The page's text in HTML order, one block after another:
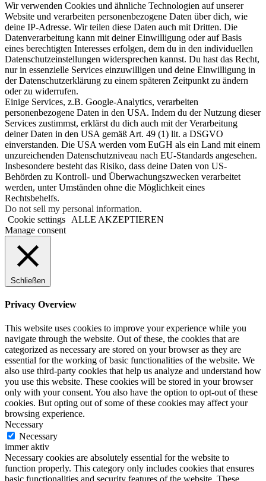
Wir verwenden Cookies und ähnliche Technologien auf unserer
Website und verarbeiten personenbezogene Daten über dich, wie
deine IP-Adresse. Wir teilen diese Daten auch mit Dritten. Die
Datenverarbeitung kann mit deiner Einwilligung oder auf Basis
eines berechtigten Interesses erfolgen, dem du in den individuellen
Datenschutzeinstellungen widersprechen kannst. Du hast das Recht,
nur in essenzielle Services einzuwilligen und deine Einwilligung in
der Datenschutzerklärung zu einem späteren Zeitpunkt zu ändern
oder zu widerrufen.
Einige Services, z.B. Google-Analytics, verarbeiten
personenbezogene Daten in den USA. Indem du der Nutzung dieser
Services zustimmst, erklärst du dich auch mit der Verarbeitung
deiner Daten in den USA gemäß Art. 49 (1) lit. a DSGVO
einverstanden. Die USA werden vom EuGH als ein Land mit einem
unzureichenden Datenschutzniveau nach EU-Standards angesehen.
Insbesondere besteht das Risiko, dass deine Daten von US-
Behörden zu Kontroll- und Überwachungszwecken verarbeitet
werden, unter Umständen ohne die Möglichkeit eines
Rechtsbehelfs.
Do not sell my personal information.
Cookie settings
ALLE AKZEPTIEREN
Manage consent
Schließen
Privacy Overview
This website uses cookies to improve your experience while you
navigate through the website. Out of these, the cookies that are
categorized as necessary are stored on your browser as they are
essential for the working of basic functionalities of the website. We
also use third-party cookies that help us analyze and understand how
you use this website. These cookies will be stored in your browser
only with your consent. You also have the option to opt-out of these
cookies. But opting out of some of these cookies may affect your
browsing experience.
Necessary
Necessary
immer aktiv
Necessary cookies are absolutely essential for the website to
function properly. This category only includes cookies that ensures
basic functionalities and security features of the website. These